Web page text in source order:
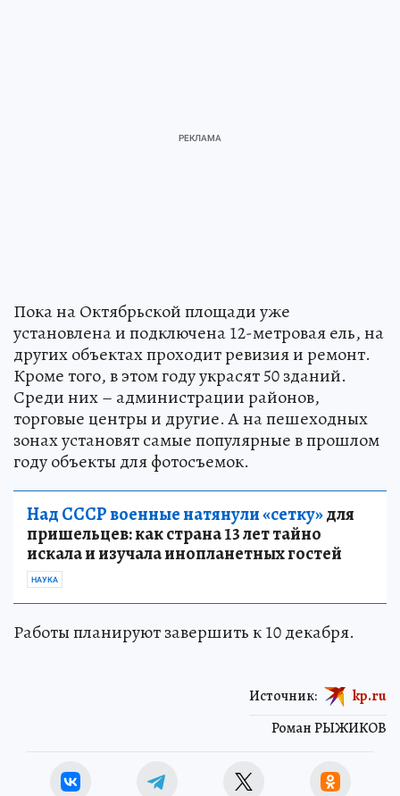
Пока на Октябрьской площади уже
установлена и подключена 12-метровая ель, на
других объектах проходит ревизия и ремонт.
Кроме того, в этом году украсят 50 зданий.
Среди них – администрации районов,
торговые центры и другие. А на пешеходных
зонах установят самые популярные в прошлом
году объекты для фотосъемок.
Над СССР военные натянули «сетку»для
пришельцев: как страна 13 лет тайно
искала и изучала инопланетных гостей
НАУКА
Работы планируют завершить к 10 декабря.
Роман РЫЖИКОВ
Источник: kp.ru